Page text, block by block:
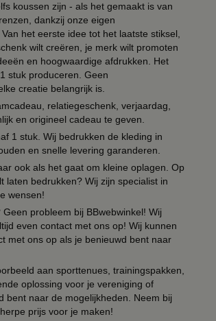
koussen zijn - als het gemaakt is van
dankzij onze eigen
het eerste idee tot het laatste stiksel,
wilt creëren, je merk wilt promoten
en hoogwaardige afdrukken. Het
stuk produceren. Geen
creatie belangrijk is.
relatiegeschenk, verjaardag,
en origineel cadeau te geven.
1 stuk. Wij bedrukken de kleding in
en snelle levering garanderen.
ook als het gaat om kleine oplagen. Op
laten bedrukken? Wij zijn specialist in
wensen!
probleem bij BBwebwinkel! Wij
even contact met ons op! Wij kunnen
met ons op als je benieuwd bent naar
aan sporttenues, trainingspakken,
oplossing voor je vereniging of
bent naar de mogelijkheden. Neem bij
prijs voor je maken!